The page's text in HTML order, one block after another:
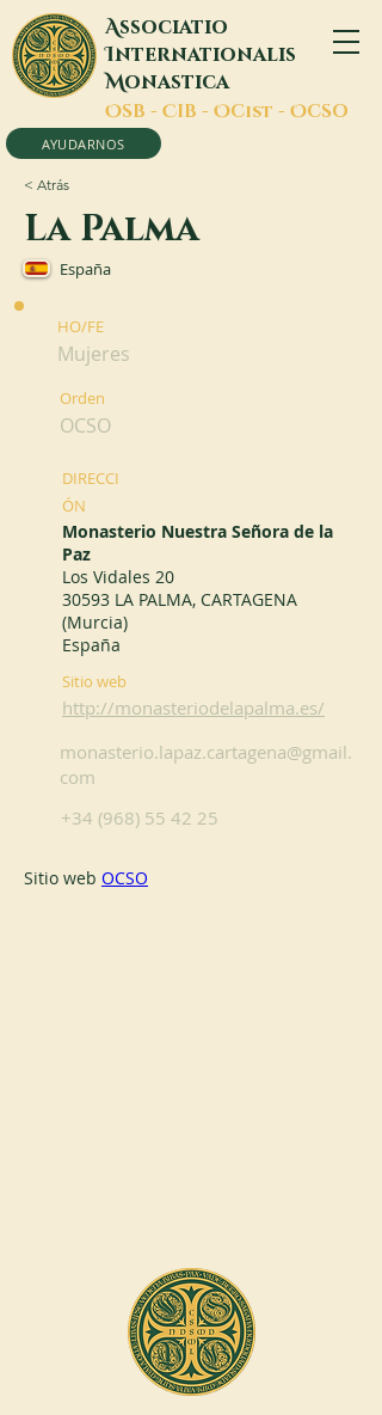
Associatio
Internationalis
Monastica
OSB - CIB - OCist - OCSO
AYUDARNOS
< Atrás
La Palma
España
HO/FE
Mujeres
Orden
OCSO
DIRECCI
ÓN
Monasterio Nuestra Señora de la
Paz
Los Vidales 20
30593 LA PALMA, CARTAGENA
(Murcia)
España
Sitio web
http://monasteriodelapalma.es/
monasterio.lapaz.cartagena@gmail.
com
+34 (968) 55 42 25
Sitio web OCSO